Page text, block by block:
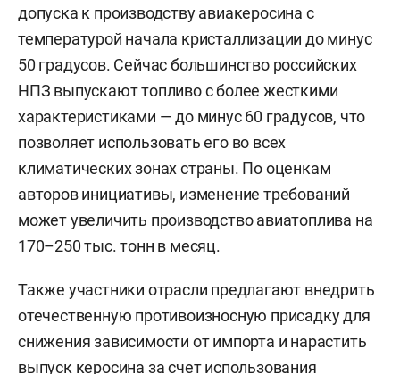
допуска к производству авиакеросина с
температурой начала кристаллизации до минус
50 градусов. Сейчас большинство российских
НПЗ выпускают топливо с более жесткими
характеристиками — до минус 60 градусов, что
позволяет использовать его во всех
климатических зонах страны. По оценкам
авторов инициативы, изменение требований
может увеличить производство авиатоплива на
170–250 тыс. тонн в месяц.
Также участники отрасли предлагают внедрить
отечественную противоизносную присадку для
снижения зависимости от импорта и нарастить
выпуск керосина за счет использования